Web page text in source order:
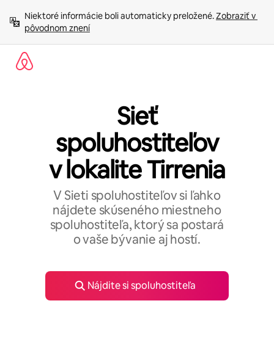
obsah.
Niektoré informácie boli automaticky preložené. Zobraziť v
pôvodnom znení
Sieť
spoluhostiteľov
v lokalite Tirrenia
V Sieti spoluhostiteľov si ľahko
nájdete skúseného miestneho
spoluhostiteľa, ktorý sa postará
o vaše bývanie aj hostí.
Nájdite si spoluhostiteľa